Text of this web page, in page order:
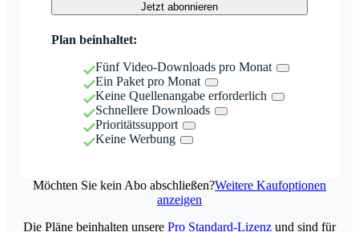
Jetzt abonnieren
Plan beinhaltet:
Fünf Video-Downloads pro Monat
Ein Paket pro Monat
Keine Quellenangabe erforderlich
Schnellere Downloads
Prioritätssupport
Keine Werbung
Möchten Sie kein Abo abschließen?Weitere Kaufoptionen
anzeigen
Die Pläne beinhalten unsere Pro Standard-Lizenz und sind für